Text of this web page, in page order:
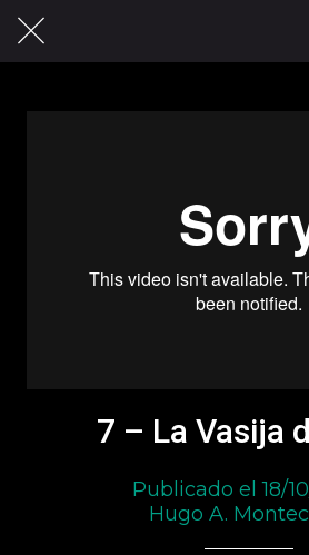
7 – La Vasija
Publicado el 18/
Hugo A.